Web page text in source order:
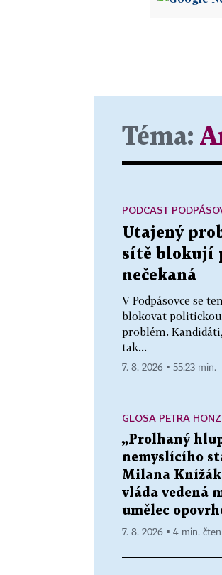
Téma:
Utajený
sítě blokují
nečekaná
V Podpásovce se
blokovat politickou
problém.
tak...
PODCAST
7. 8. 2026 ▪ 55:23 min.
GLOSA PETRA
„Prolhaný
nemyslícího
Milana
vláda vedená
umělec
7. 8. 2026 ▪ 4 min.